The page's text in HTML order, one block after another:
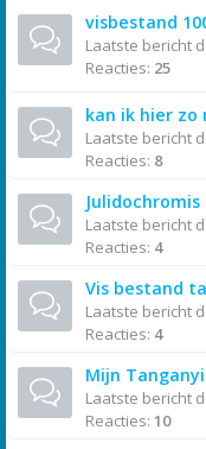
visbestand
Laatste bericht
Reacties: 25
kan ik hier
Laatste bericht
Reacties: 8
Laatste bericht
Reacties: 4
Vis bestand
Laatste bericht
Reacties: 4
Mijn
Laatste bericht
Reacties: 10